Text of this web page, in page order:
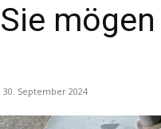
Sie
30. September 2024